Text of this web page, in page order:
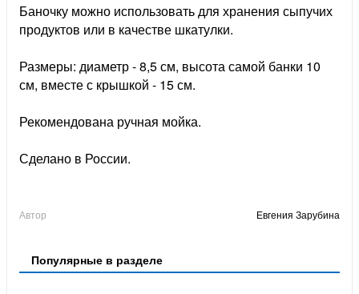
Баночку можно использовать для хранения сыпучих
продуктов или в качестве шкатулки.
Размеры: диаметр - 8,5 см, высота самой банки 10
см, вместе с крышкой - 15 см.
Рекомендована ручная мойка.
Сделано в России.
Автор Евгения Зарубина
Популярные в разделе